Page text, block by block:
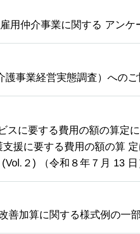
用仲介事業に関する アン
護事業経営実態調査）への
スに要する費用の額の算定
援に要する費用の額の算
２) （令和８年７月 13 日
善加算に関する様式例の一